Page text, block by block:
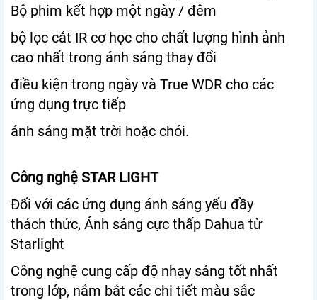
Bộ phim kết hợp một ngày / đêm
bộ lọc cắt IR cơ học cho chất lượng hình ảnh
cao nhất trong ánh sáng thay đổi
điều kiện trong ngày và True WDR cho các
ứng dụng trực tiếp
ánh sáng mặt trời hoặc chói.
Công nghệ STAR LIGHT
Đối với các ứng dụng ánh sáng yếu đầy
thách thức, Ánh sáng cực thấp Dahua từ
Starlight
Công nghệ cung cấp độ nhạy sáng tốt nhất
trong lớp, nắm bắt các chi tiết màu sắc